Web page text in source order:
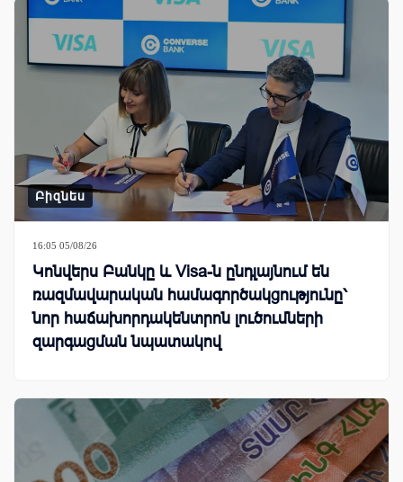
Բիզնես
16:05 05/08/26
Կոնվերս Բանկը և Visa-ն ընդլայնում են
ռազմավարական համագործակցությունը՝
նոր հաճախորդակենտրոն լուծումների
զարգացման նպատակով